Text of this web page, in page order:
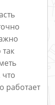
работает